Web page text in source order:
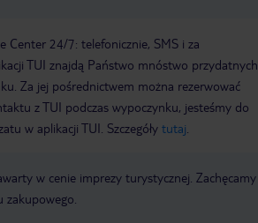
Center 24/7: telefonicznie, SMS i za
TUI znajdą Państwo mnóstwo przydatnych
Za jej pośrednictwem można rezerwować
z TUI podczas wypoczynku, jesteśmy do
w aplikacji TUI. Szczegóły tutaj
w cenie imprezy turystycznej. Zachęcamy